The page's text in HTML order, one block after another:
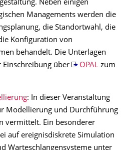
Neben einigen
Managements werden die
die Standortwahl, die
Konfiguration von
behandelt. Die Unterlagen
Einschreibung über
OPAL zum
: In dieser Veranstaltung
Modellierung und Durchführung
vermittelt. Ein besonderer
auf ereignisdiskrete Simulation
Warteschlangensysteme unter